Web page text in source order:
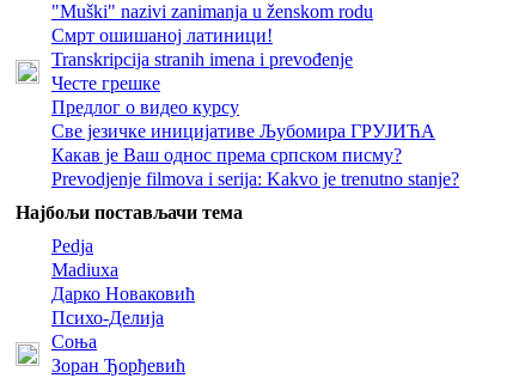
"Muški" nazivi zanimanja u ženskom rodu
Смрт ошишаној латиници!
Transkripcija stranih imena i prevođenje
Честе грешке
Предлог о видео курсу
Све језичке иницијативе Љубомира ГРУЈИЋА
Какав је Ваш однос према српском писму?
Prevodjenje filmova i serija: Kakvo je trenutno stanje?
Најбољи постављачи тема
Pedja
Madiuxa
Дарко Новаковић
Психо-Делија
Соња
Зоран Ђорђевић